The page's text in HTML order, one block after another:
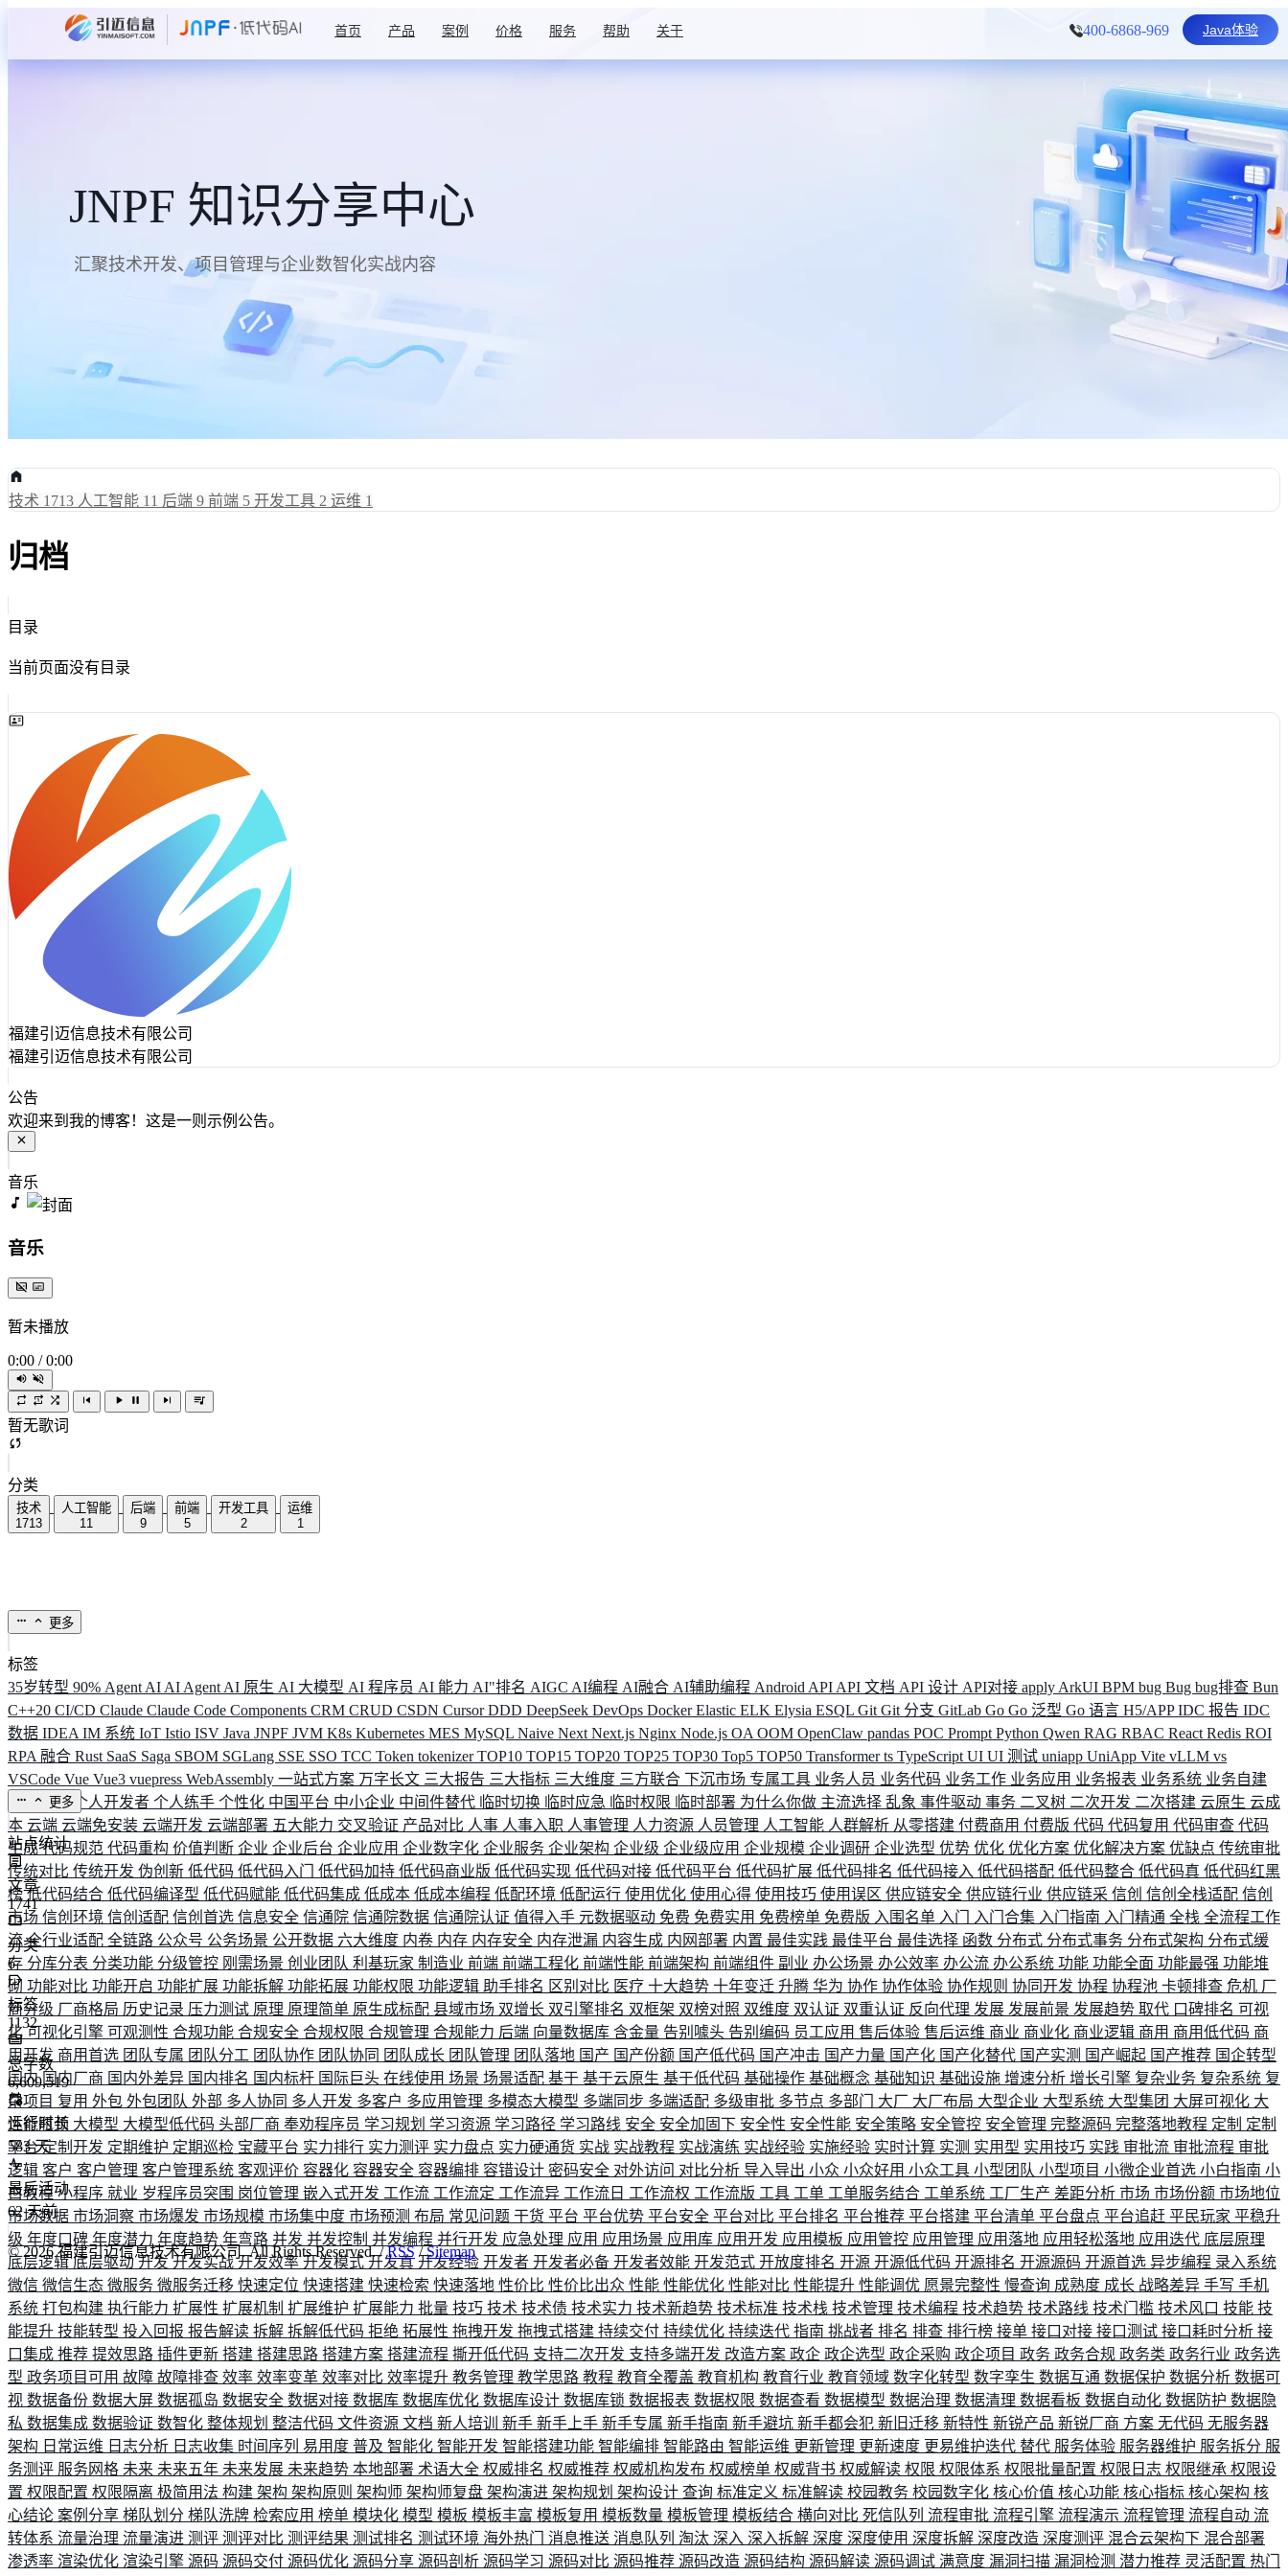
首页 产品 案例 价格 服务 帮助 关于 400-6868-969 Java体验
JNPF 知识分享中心
汇聚技术开发、项目管理与企业数智化实战内容
技术 1713 人工智能 11 后端 9 前端 5 开发工具 2 运维 1
归档
目录
当前页面没有目录
福建引迈信息技术有限公司
福建引迈信息技术有限公司
公告
欢迎来到我的博客！这是一则示例公告。
音乐
音乐
暂未播放
0:00 / 0:00
暂无歌词
分类
技术
1713
人工智能
11
后端
9
前端
5
开发工具
2
运维
1
更多
标签
35岁转型 90% Agent AI AI Agent AI 原生 AI 大模型 AI 程序员 AI 能力 AI"排名 AIGC AI编程 AI融合 AI辅助编程 Android API API 文档 API 设计 API对接 apply ArkUI BPM bug Bug bug排查 Bun
C++20 CI/CD Claude Claude Code Components CRM CRUD CSDN CursorDDD DeepSeek DevOps DockerElastic ELK Elysia ESQL Git Git 分支 GitLab Go Go 泛型 Go 语言 H5/APPIDC 报告 IDC
数据 IDEA IM 系统 IoT Istio ISV Java JNPF JVM K8s Kubernetes MES MySQL Naive Next Next.js Nginx Node.js OA OOM OpenClaw pandas POC Prompt Python Qwen RAG RBAC React Redis ROI
RPA 融合 Rust SaaS Saga SBOM SGLang SSE SSO TCC Token tokenizerTOP10 TOP15 TOP20 TOP25 TOP30 Top5 TOP50 Transformerts TypeScript UI UI 测试 uniapp UniApp Vite vLLM vs
VSCode Vue Vue3 vuepress WebAssembly 一站式方案 万字长文 三大报告 三大指标 三大维度 三方联合 下沉市场 专属工具 业务人员 业务代码 业务工作 业务应用 业务报表 业务系统 业务自建
业务连续个人开发者 个人练手 个性化 中国平台 中小企业 中间件替代 临时切换 临时应急 临时权限 临时部署 为什么你做 主流选择 乱象 事件驱动 事务 二叉树 二次开发 二次搭建 云原生 云成
本 云端 云端免安装 云端开发 云端部署 五大能力 交叉验证 产品对比 人事 人事入职 人事管理 人力资源 人员管理 人工智能 人群解析 从零搭建 付费商用 付费版 代码 代码复用 代码审查 代码
生成代码规范 代码重构 价值判断 企业 企业后台 企业应用 企业数字化 企业服务 企业架构 企业级 企业级应用 企业规模 企业调研 企业选型 优势 优化 优化方案 优化解决方案 优缺点 传统审批
传统对比 传统开发 伪创新 低代码 低代码入门 低代码加持 低代码商业版 低代码实现 低代码对接 低代码平台 低代码扩展 低代码排名 低代码接入 低代码搭配 低代码整合 低代码真 低代码红黑
榜低代码结合 低代码编译型 低代码赋能 低代码集成 低成本 低成本编程 低配环境 低配运行 使用优化 使用心得 使用技巧 使用误区 供应链安全 供应链行业 供应链采 信创 信创全栈适配 信创
市场 信创环境 信创适配 信创首选 信息安全 信通院 信通院数据 信通院认证 值得入手 元数据驱动 免费 免费实用 免费榜单 免费版 入围名单 入门 入门合集 入门指南 入门精通 全栈 全流程工作
流全行业适配 全链路 公众号 公务场景 公开数据 六大维度 内卷 内存 内存安全 内存泄漏 内容生成 内网部署 内置 最佳实践 最佳平台 最佳选择 函数 分布式 分布式事务 分布式架构 分布式缓
存 分库分表 分类功能 分级管控 刚需场景 创业团队 利基玩家 制造业 前端 前端工程化 前端性能 前端架构 前端组件 副业 办公场景 办公效率 办公流 办公系统 功能 功能全面 功能最强 功能堆
砌 功能对比 功能开启 功能扩展 功能拆解 功能拓展 功能权限 功能逻辑 助手排名 区别对比 医疗 十大趋势 十年变迁 升腾 华为 协作 协作体验 协作规则 协同开发 协程 协程池 卡顿排查 危机 厂
商分级 厂商格局 历史记录 压力测试 原理 原理简单 原生成标配 县域市场 双增长 双引擎排名 双框架 双榜对照 双维度 双认证 双重认证 反向代理 发展 发展前景 发展趋势 取代 口碑排名 可视
化可视化引擎 可观测性 合规功能 合规安全 合规权限 合规管理 合规能力 后端 向量数据库 含金量 告别噱头 告别编码 员工应用 售后体验 售后运维 商业 商业化 商业逻辑 商用 商用低代码 商
用开发 商用首选 团队专属 团队分工 团队协作 团队协同 团队成长 团队管理 团队落地 国产 国产份额 国产低代码 国产冲击 国产力量 国产化 国产化替代 国产实测 国产崛起 国产推荐 国企转型
国内国内厂商 国内外差异 国内排名 国内标杆 国际巨头 在线使用 场景 场景适配 基于 基于云原生 基于低代码 基础操作 基础概念 基础知识 基础设施 增速分析 增长引擎 复杂业务 复杂系统 复
杂项目 复用 外包 外包团队 外部 多人协同 多人开发 多客户 多应用管理 多模态大模型 多端同步 多端适配 多级审批 多节点 多部门 大厂 大厂布局 大型企业 大型系统 大型集团 大屏可视化 大
性能瓶颈 大模型 大模型低代码 头部厂商 奉劝程序员 学习规划 学习资源 学习路径 学习路线 安全 安全加固下 安全性 安全性能 安全策略 安全管控 安全管理 完整源码 完整落地教程 定制 定制
平台定制开发 定期维护 定期巡检 宝藏平台 实力排行 实力测评 实力盘点 实力硬通货 实战 实战教程 实战演练 实战经验 实施经验 实时计算 实测 实用型 实用技巧 实践 审批流 审批流程 审批
逻辑 客户 客户管理 客户管理系统 客观评价 容器化 容器安全 容器编排 容错设计 密码安全 对外访问 对比分析 导入导出 小众 小众好用 小众工具 小型团队 小型项目 小微企业首选 小白指南 小
白教程小程序 就业 岁程序员突围 岗位管理 嵌入式开发 工作流 工作流定 工作流异 工作流日 工作流权 工作流版 工具 工单 工单服务结合 工单系统 工厂生产 差距分析 市场 市场份额 市场地位
市场数据 市场洞察 市场爆发 市场规模 市场集中度 市场预测 布局 常见问题 干货 平台 平台优势 平台安全 平台对比 平台排名 平台推荐 平台搭建 平台清单 平台盘点 平台追赶 平民玩家 平稳升
级 年度口碑 年度潜力 年度趋势 年弯路 并发 并发控制 并发编程 并行开发 应急处理 应用 应用场景 应用库 应用开发 应用模板 应用管控 应用管理 应用落地 应用轻松落地 应用迭代 底层原理
底层逻辑底层驱动开发开发实战开发效率开发模式开发真开发经验 开发者 开发者必备 开发者效能 开发范式 开放度排名 开源 开源低代码 开源排名 开源源码 开源首选 异步编程 录入系统
微信 微信生态 微服务 微服务迁移 快速定位 快速搭建 快速检索 快速落地 性价比 性价比出众 性能 性能优化 性能对比 性能提升 性能调优 愿景完整性 慢查询 成熟度 成长 战略差异 手写 手机
系统 打包构建 执行能力 扩展性 扩展机制 扩展维护 扩展能力 批量 技巧 技术 技术债 技术实力 技术新趋势 技术标准 技术栈 技术管理 技术编程 技术趋势 技术路线 技术门槛 技术风口 技能 技
能提升 技能转型 投入回报 报告解读 拆解 拆解低代码 拒绝 拓展性 拖拽开发 拖拽式搭建 持续交付 持续优化 持续迭代 指南 挑战者 排名 排查 排行榜 接单 接口对接 接口测试 接口耗时分析 接
口集成 推荐 提效思路 插件更新 搭建 搭建思路 搭建方案 搭建流程 撕开低代码 支持二次开发 支持多端开发 改造方案 政企 政企选型 政企采购 政企项目 政务 政务合规 政务类 政务行业 政务选
型 政务项目可用 故障 故障排查 效率 效率变革 效率对比 效率提升 教务管理 教学思路 教程 教育全覆盖 教育机构 教育行业 教育领域 数字化转型 数字孪生 数据互通 数据保护 数据分析 数据可
视 数据备份 数据大屏 数据孤岛 数据安全 数据对接 数据库 数据库优化 数据库设计 数据库锁 数据报表 数据权限 数据查看 数据模型 数据治理 数据清理 数据看板 数据自动化 数据防护 数据隐
私 数据集成 数据验证 数智化 整体规划 整洁代码 文件资源 文档 新人培训 新手 新手上手 新手专属 新手指南 新手避坑 新手都会犯 新旧迁移 新特性 新锐产品 新锐厂商 方案 无代码 无服务器
架构 日常运维 日志分析 日志收集 时间序列 易用度 普及 智能化 智能开发 智能搭建功能 智能编排 智能路由 智能运维 更新管理 更新速度 更易维护迭代 替代 服务体验 服务器维护 服务拆分 服
务测评 服务网格 未来 未来五年 未来发展 未来趋势 本地部署 术语大全 权威排名 权威推荐 权威机构发布 权威榜单 权威背书 权威解读 权限 权限体系 权限批量配置 权限日志 权限继承 权限设
置 权限配置 权限隔离 极简用法 构建 架构 架构原则 架构师 架构师复盘 架构演进 架构规划 架构设计 查询 标准定义 标准解读 校园教务 校园数字化 核心价值 核心功能 核心指标 核心架构 核
心结论 案例分享 梯队划分 梯队洗牌 检索应用 榜单 模块化 模型 模板 模板丰富 模板复用 模板数量 模板管理 模板结合 横向对比 死信队列 流程审批 流程引擎 流程演示 流程管理 流程自动 流
转体系 流量治理 流量演进 测评 测评对比 测评结果 测试排名 测试环境 海外热门 消息推送 消息队列 淘汰 深入 深入拆解 深度 深度使用 深度拆解 深度改造 深度测评 混合云架构下 混合部署
渗透率 渲染优化 渲染引擎 源码 源码交付 源码优化 源码分享 源码剖析 源码学习 源码对比 源码推荐 源码改造 源码结构 源码解读 源码调试 满意度 漏洞扫描 漏洞检测 潜力推荐 灵活配置 热门
更多
站点统计
文章
1741
分类
6
标签
1132
总字数
6,609,519
运行时长
583 天
最后活动
62 天前
©2026福建引迈信息技术有限公司. All Rights Reserved. /RSS/Sitemap